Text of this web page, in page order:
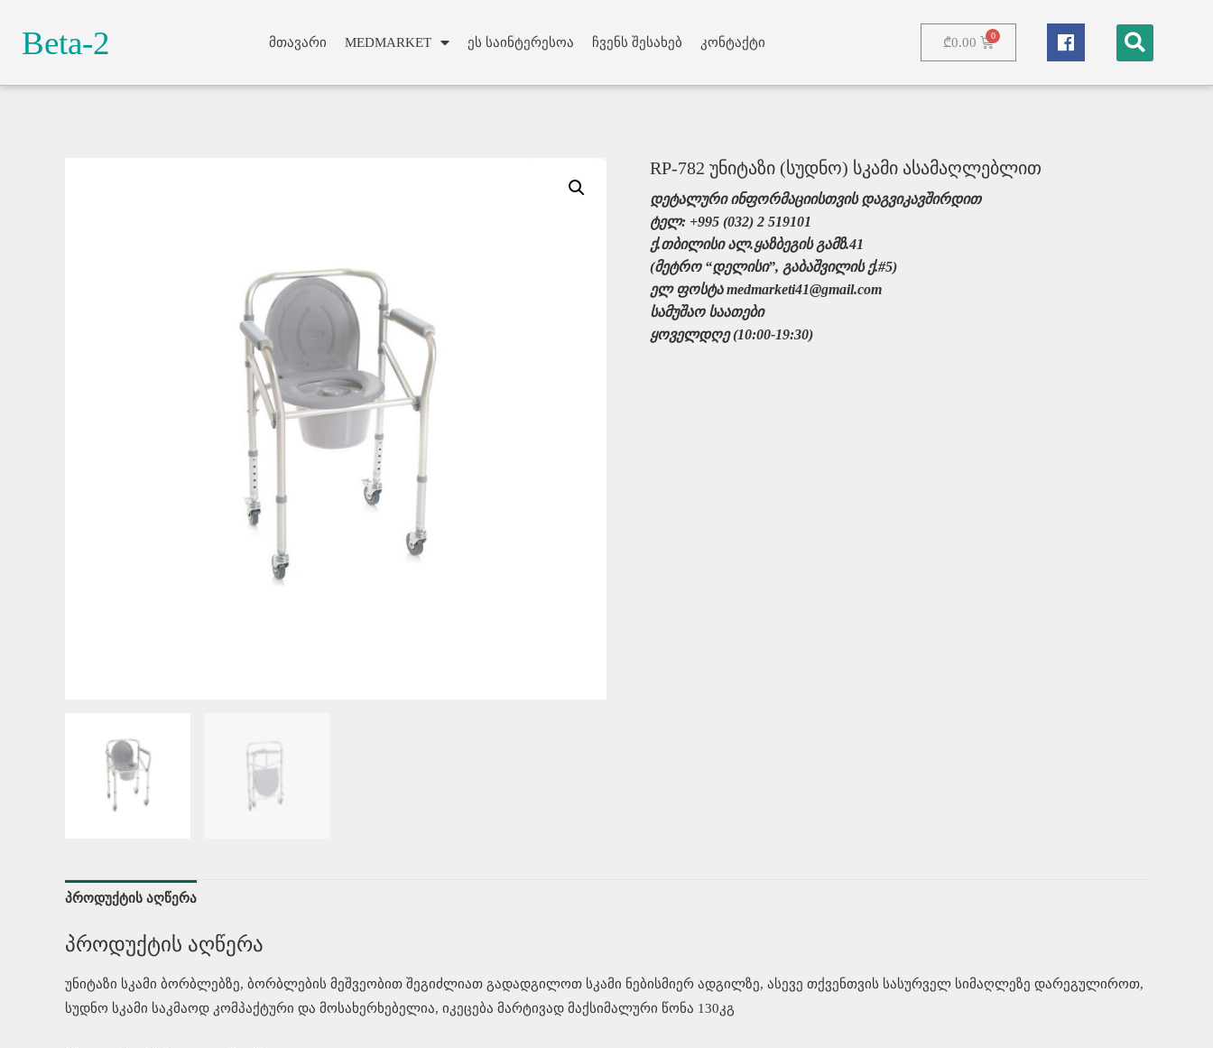
Beta-2 მთავარი MEDMARKET ეს საინტერესოა ჩვენს შესახებ კონტაქტი ₾0.00
Slide Heading
Lorem ipsum dolor sit amet, consectetur adipiscing elit. Ut elit tellus, luctus nec ullamcorper
RP-782 უნიტაზი (სუდნო) სკამი ასამაღლებლით
დეტალური ინფორმაციისთვის დაგვიკავშირდით
ტელ: +995 (032) 2 519101
ქ.თბილისი ალ.ყაზბეგის გამზ.41
(მეტრო “დელისი”, გაბაშვილის ქ.#5)
ელ ფოსტა medmarketi41@gmail.com
სამუშაო საათები
ყოველდღე (10:00-19:30)
პროდუქტის აღწერა
პროდუქტის აღწერა
უნიტაზი სკამი ბორბლებზე, ბორბლების მეშვეობით შეგიძლიათ გადადგილოთ სკამი ნებისმიერ ადგილზე, ასევე თქვენთვის სასურველ სიმაღლეზე დარეგულიროთ,
სუდნო სკამი საკმაოდ კომპაქტური და მოსახერხებელია, იკეცება მარტივად მაქსიმალური წონა 130კგ